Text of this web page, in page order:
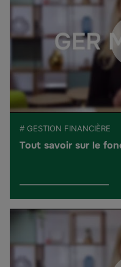
# GESTION FINANCIÈRE
Tout savoir sur le